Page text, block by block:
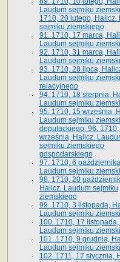
Laudum sejmiku
1710, 20 lutego, Halicz.
sejmiku ziemskiego
91. 1710, 17 marca,
Laudum sejmiku
92. 1710, 31 marca,
Laudum sejmiku
93. 1710, 28 lipca,
Laudum sejmiku
relacyjnego
94. 1710, 18 sierpnia,
Laudum sejmiku
95. 1710, 15 września,
Laudum sejmiku
deputackiego. 96. 1710,
września, Halicz.
sejmiku ziemskiego
gospodarskiego
97. 1710, 6
Laudum sejmiku
98. 1710, 20
Halicz. Laudum sejmiku
ziemskiego
99. 1710, 3 listopada,
Laudum sejmiku
100. 1710, 17
Laudum sejmiku
101. 1710, 9 grudnia,
Laudum sejmiku
102. 1711, 17 stycznia,